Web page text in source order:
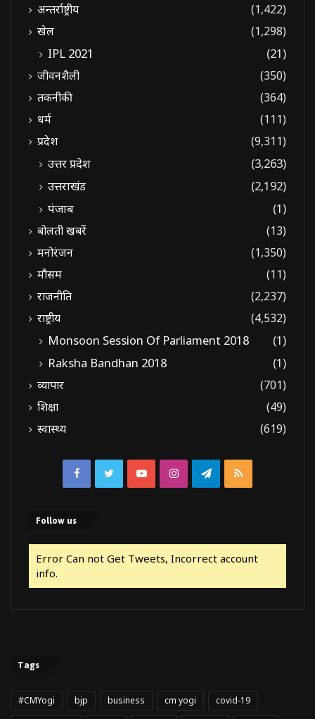
अन्तर्राष्ट्रीय
(1,422)
खेल
(1,298)
IPL 2021 (21)
जीवनशैली
(350)
तकनीकी
(364)
धर्म
(111)
प्रदेश
(9,311)
उत्तर प्रदेश
(3,263)
उत्तराखंड
(2,192)
पंजाब
(1)
बोलती खबरें
(13)
मनोरंजन
(1,350)
मौसम
(11)
राजनीति
(2,237)
राष्ट्रीय
(4,532)
Monsoon Session Of Parliament 2018
(1)
Raksha Bandhan 2018
(1)
व्यापार
(701)
शिक्षा
(49)
स्वास्थ्य
(619)
FacebookTwitterYouTubeInstagramTelegram
RSS
Follow us
Error Can not Get Tweets, Incorrect account
info.
Tags
#CMYogi bjp business cm yogi
covid-19